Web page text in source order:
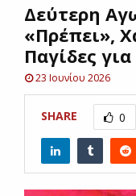
UΔεύτερη
«Πρέπει»,
Παγίδες
23 Ιουνίου 2026
SHARE 0